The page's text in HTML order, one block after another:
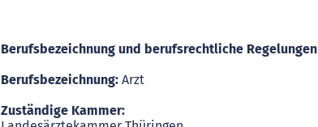
Berufsbezeichnung und berufsrechtliche Regelungen
Berufsbezeichnung: Arzt
Zuständige Kammer: